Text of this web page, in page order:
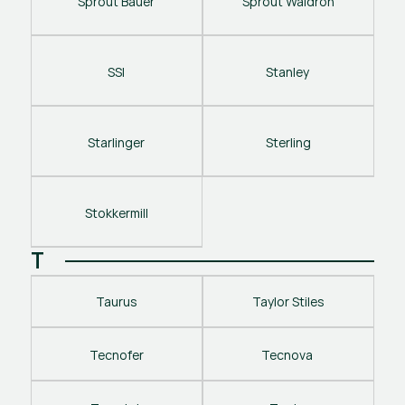
SSI Stanley
Starlinger Sterling
Stokkermill
T
Taurus Taylor Stiles
Tecnofer Tecnova